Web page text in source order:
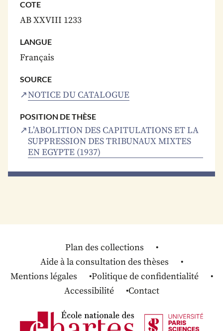
COTE
AB XXVIII 1233
LANGUE
Français
SOURCE
NOTICE DU CATALOGUE
POSITION DE THÈSE
L’ABOLITION DES CAPITULATIONS ET LA
SUPPRESSION DES TRIBUNAUX MIXTES
EN EGYPTE (1937)
Plan des collections
Aide à la consultation des thèses
Mentions légales
Politique de confidentialité
Accessibilité
Contact